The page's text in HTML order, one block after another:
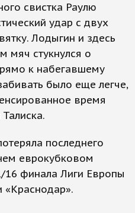
свистка Раулю
удар с двух
Лодыгин и здесь
мяч стукнулся о
к набегавшему
было еще легче,
время
последнего
еврокубковом
16 финала Лиги Европы
«Краснодар».